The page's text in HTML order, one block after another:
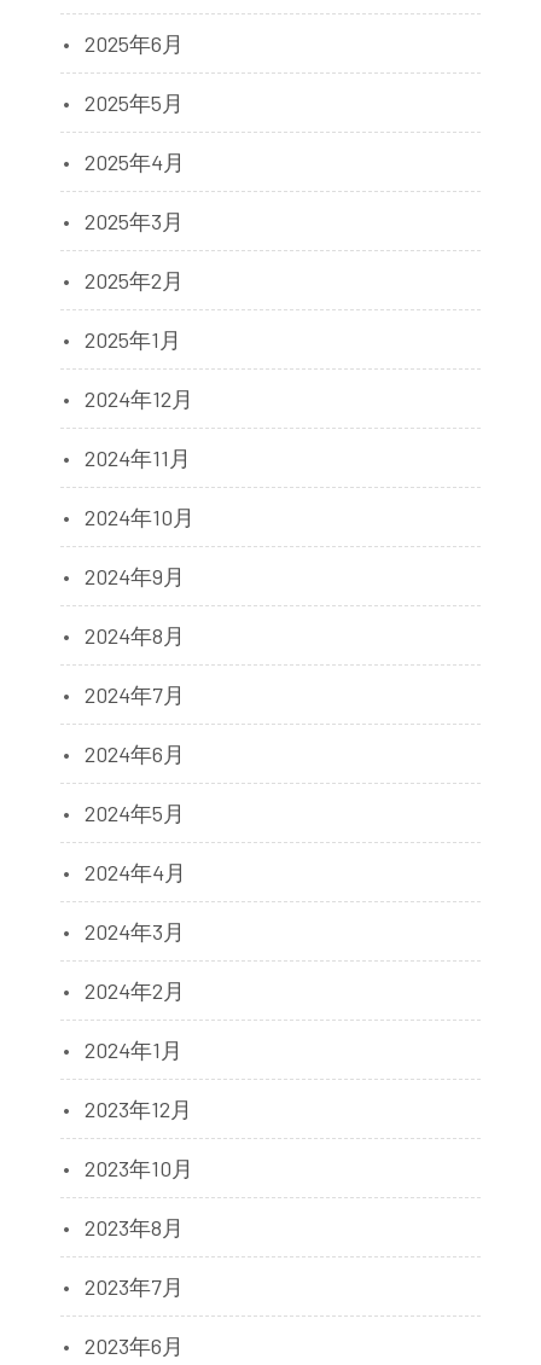
2025年6月
2025年5月
2025年4月
2025年3月
2025年2月
2025年1月
2024年12月
2024年11月
2024年10月
2024年9月
2024年8月
2024年7月
2024年6月
2024年5月
2024年4月
2024年3月
2024年2月
2024年1月
2023年12月
2023年10月
2023年8月
2023年7月
2023年6月